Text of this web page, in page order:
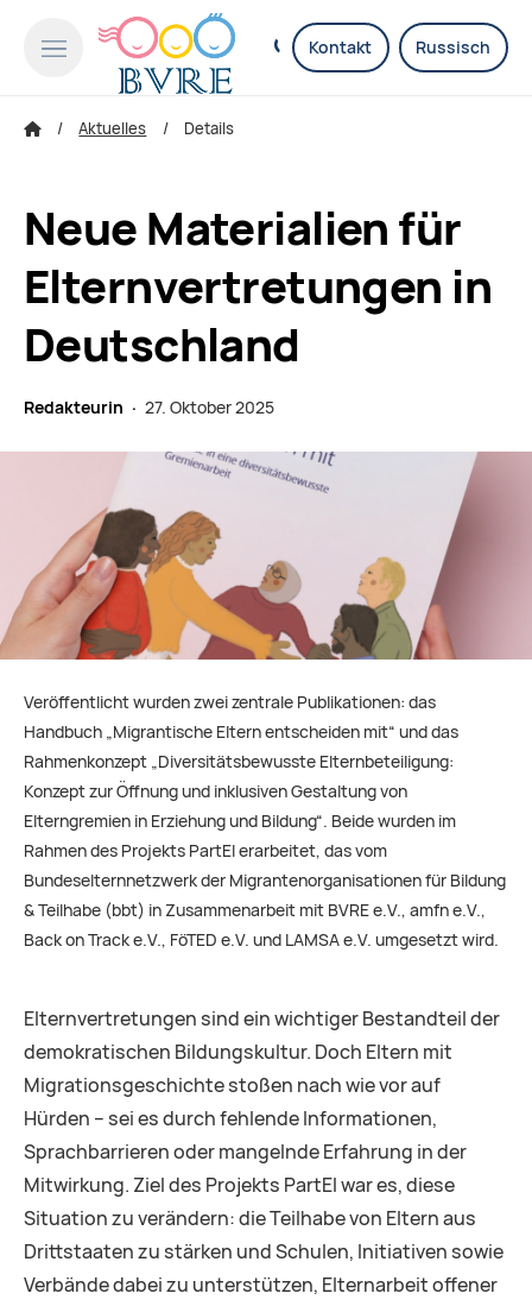
Kontakt Russisch
Aktuelles Details
Neue Materialien für
Elternvertretungen in
Deutschland
Redakteurin · 27. Oktober 2025
Veröffentlicht wurden zwei zentrale Publikationen: das
Handbuch „Migrantische Eltern entscheiden mit“ und das
Rahmenkonzept „Diversitätsbewusste Elternbeteiligung:
Konzept zur Öffnung und inklusiven Gestaltung von
Elterngremien in Erziehung und Bildung“. Beide wurden im
Rahmen des Projekts PartEl erarbeitet, das vom
Bundeselternnetzwerk der Migrantenorganisationen für Bildung
& Teilhabe (bbt) in Zusammenarbeit mit BVRE e.V., amfn e.V.,
Back on Track e.V., FöTED e.V. und LAMSA e.V. umgesetzt wird.
Elternvertretungen sind ein wichtiger Bestandteil der
demokratischen Bildungskultur. Doch Eltern mit
Migrationsgeschichte stoßen nach wie vor auf
Hürden – sei es durch fehlende Informationen,
Sprachbarrieren oder mangelnde Erfahrung in der
Mitwirkung. Ziel des Projekts PartEl war es, diese
Situation zu verändern: die Teilhabe von Eltern aus
Drittstaaten zu stärken und Schulen, Initiativen sowie
Verbände dabei zu unterstützen, Elternarbeit offener